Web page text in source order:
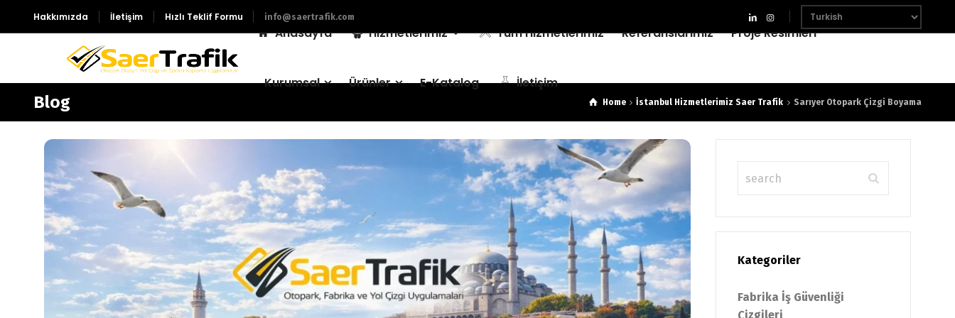
Hakkımızda İletişim Hızlı Teklif Formu info@saertrafik.com
Anasayfa Hizmetlerimiz Tüm Hizmetlerimiz Referanslarımız Proje Resimleri
Kurumsal Ürünler E-Katalog İletişim
Blog Home İstanbul Hizmetlerimiz Saer Trafik Sarıyer Otopark Çizgi Boyama
Kategoriler
Fabrika İş Güvenliği
Çizgileri